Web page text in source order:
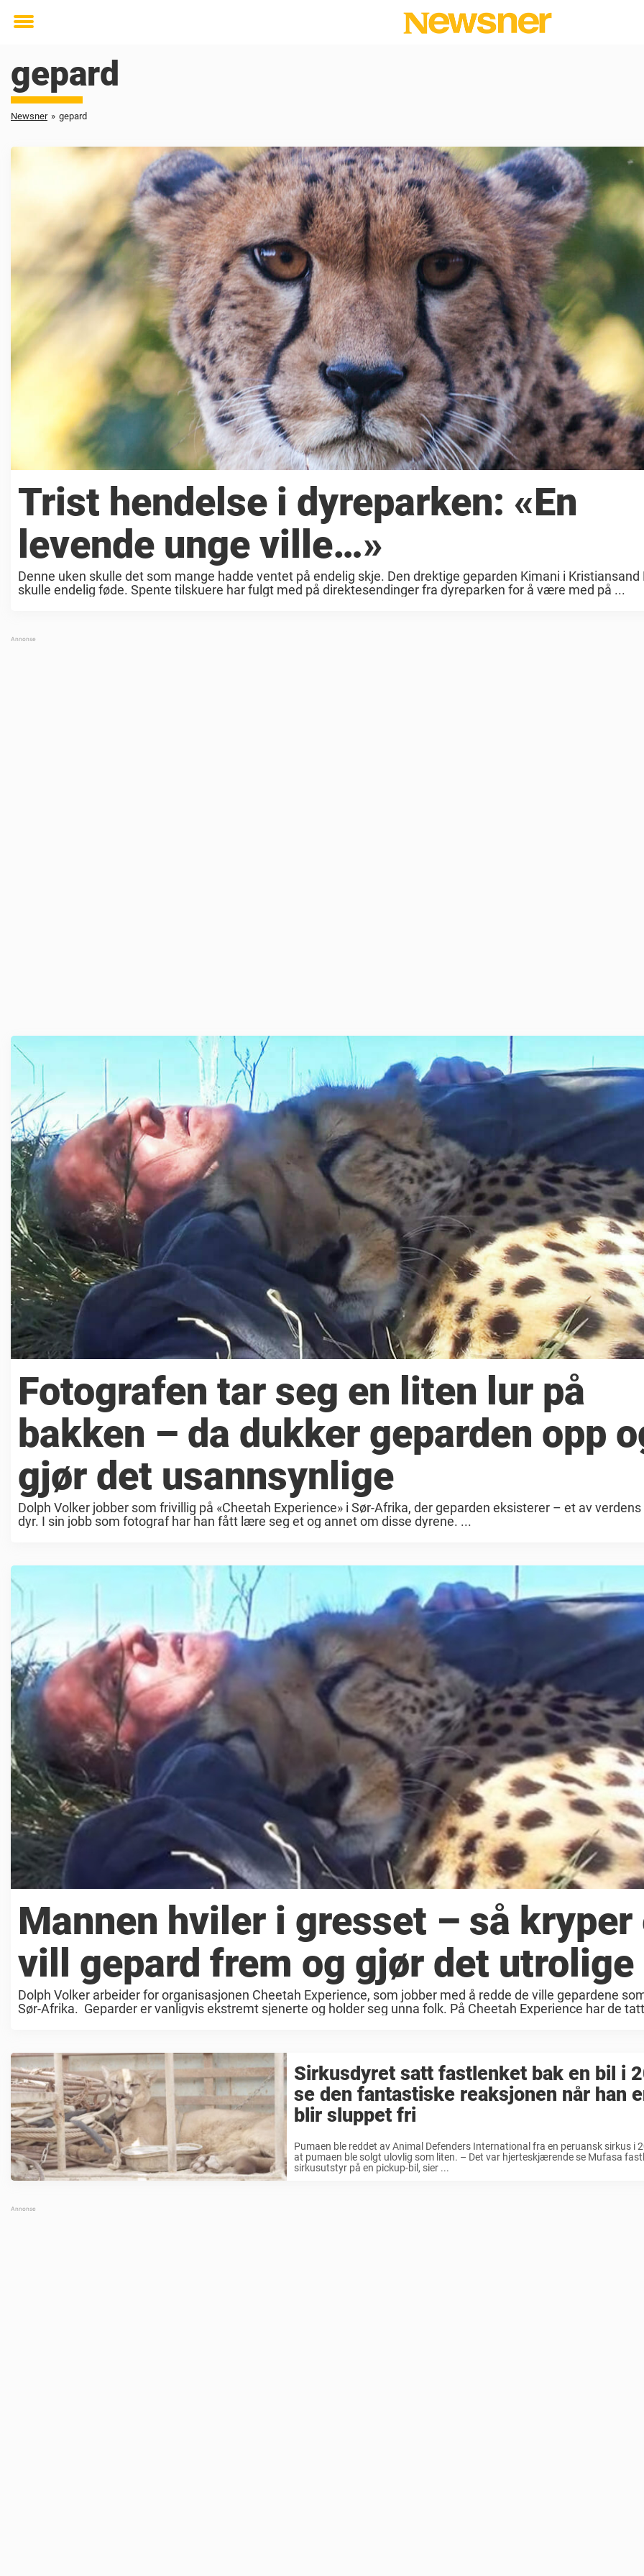
Toggle
gepard
Newsner » gepard
Trist hendelse i dyreparken: «En
levende unge ville…»
Denne uken skulle det som mange hadde ventet på endelig skje. Den drektige geparden Kimani i Kristiansand
skulle endelig føde. Spente tilskuere har fulgt med på direktesendinger fra dyreparken for å være med på ...
Fotografen tar seg en liten lur på
bakken – da dukker geparden opp
gjør det usannsynlige
Dolph Volker jobber som frivillig på «Cheetah Experience» i Sør-Afrika, der geparden eksisterer – et av
dyr. I sin jobb som fotograf har han fått lære seg et og annet om disse dyrene. ...
Mannen hviler i gresset – så kryper
vill gepard frem og gjør det utrolige
Dolph Volker arbeider for organisasjonen Cheetah Experience, som jobber med å redde de ville gepardene
Sør-Afrika. Geparder er vanligvis ekstremt sjenerte og holder seg unna folk. På Cheetah Experience har de
Sirkusdyret satt fastlenket bak en bil i
se den fantastiske reaksjonen når han
blir sluppet fri
Pumaen ble reddet av Animal Defenders International fra en peruansk sirkus i
at pumaen ble solgt ulovlig som liten. – Det var hjerteskjærende se Mufasa
sirkusutstyr på en pickup-bil, sier ...